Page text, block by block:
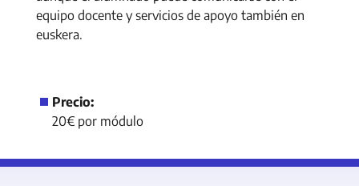
equipo docente y servicios de apoyo también en
euskera.
Precio:
20€ por módulo